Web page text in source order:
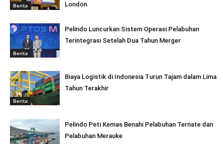
Berita
London
Berita
Pelindo Luncurkan Sistem Operasi Pelabuhan
Terintegrasi Setelah Dua Tahun Merger
Berita
Biaya Logistik di Indonesia Turun Tajam dalam Lima
Tahun Terakhir
Pelindo Peti Kemas Benahi Pelabuhan Ternate dan
Pelabuhan Merauke